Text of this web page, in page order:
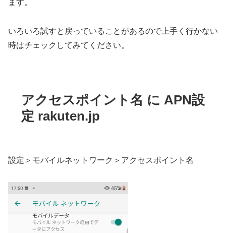
ます。
いろいろ試すと戻っていることがあるので上手く行かない
時はチェックしてみてください。
アクセスポイント名 に APN設
定 rakuten.jp
設定＞モバイルネットワーク＞アクセスポイント名